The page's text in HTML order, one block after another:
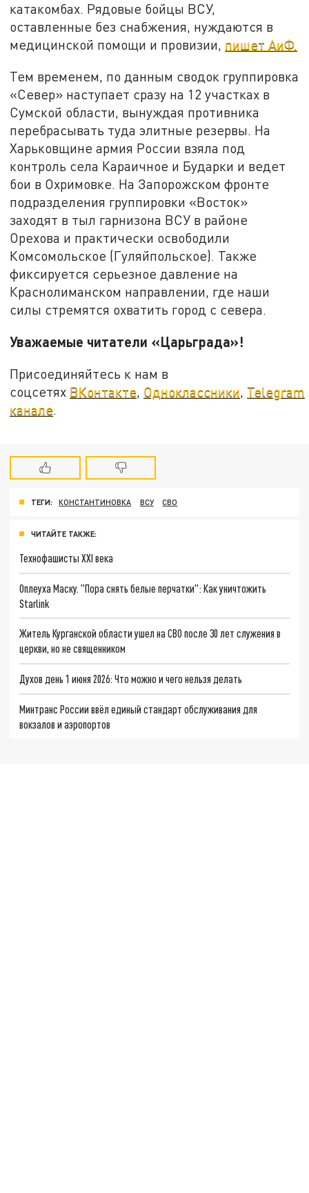
катакомбах. Рядовые бойцы ВСУ,
оставленные без снабжения, нуждаются в
медицинской помощи и провизии, пишет АиФ.
Тем временем, по данным сводок группировка
«Север» наступает сразу на 12 участках в
Сумской области, вынуждая противника
перебрасывать туда элитные резервы. На
Харьковщине армия России взяла под
контроль села Караичное и Бударки и ведет
бои в Охримовке. На Запорожском фронте
подразделения группировки «Восток»
заходят в тыл гарнизона ВСУ в районе
Орехова и практически освободили
Комсомольское (Гуляйпольское). Также
фиксируется серьезное давление на
Краснолиманском направлении, где наши
силы стремятся охватить город с севера.
Уважаемые читатели «Царьграда»!
Присоединяйтесь к нам в
соцсетях ВКонтакте Одноклассники Telegram
канале
ТЕГИ: КОНСТАНТИНОВКА ВСУ СВО
ЧИТАЙТЕ ТАКЖЕ:
Технофашисты XXI века
Оплеуха Маску. "Пора снять белые перчатки": Как уничтожить
Starlink
Житель Курганской области ушел на СВО после 30 лет служения в
церкви, но не священником
Духов день 1 июня 2026: Что можно и чего нельзя делать
Минтранс России ввёл единый стандарт обслуживания для
вокзалов и аэропортов